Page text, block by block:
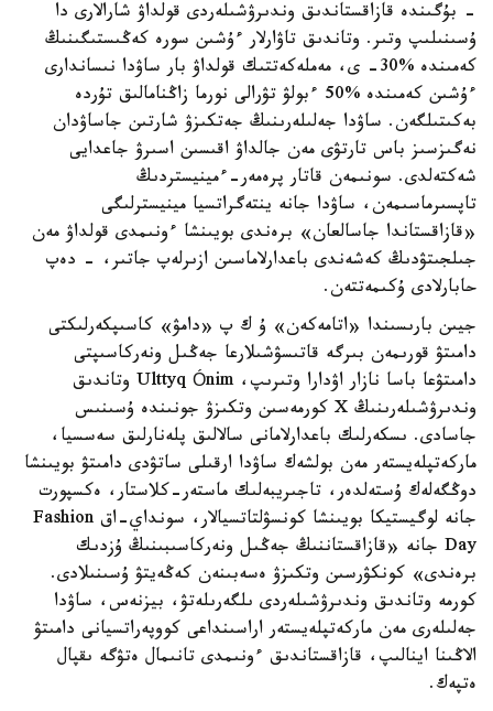
- بۇگىندە قازاقستاندىق وندىرۋشىلەردى قولداۋ شارالارى دا
ۇسىنىلىپ وتىر. وتاندىق تاۋارلار ءۇشىن سورە كەڭىستىگىنىڭ
كەمىندە %30- ى، مەملەكەتتىك قولداۋ بار ساۋدا نىساندارى
ءۇشىن كەمىندە %50 ءبولۋ تۋرالى نورما زاڭنامالىق تۇردە
بەكىتىلگەن. ساۋدا جەلىلەرىنىڭ جەتكىزۋ شارتىن جاساۋدان
نەگىزسىز باس تارتۋى مەن جالداۋ اقىسىن اسىرۋ جاعدايى
شەكتەلدى. سونىمەن قاتار پرەمەر-ءمينيستردىڭ
تاپسىرماسىمەن، ساۋدا جانە ينتەگراتسيا مينيسترلىگى
«قازاقستاندا جاسالعان» برەندى بويىنشا ءونىمدى قولداۋ مەن
جىلجىتۋدىڭ كەشەندى باعدارلاماسىن ازىرلەپ جاتىر، - دەپ
حابارلادى ۇكىمەتتەن.
جيىن بارىسىندا «اتامەكەن» ۇ ك پ «دامۋ» كاسىپكەرلىكتى
دامىتۋ قورىمەن بىرگە قاتىسۋشىلارعا جەڭىل ونەركاسىپتى
دامىتۋعا باسا نازار اۋدارا وتىرىپ، Ulttyq Ónim وتاندىق
وندىرۋشىلەرىنىڭ X كورمەسىن وتكىزۋ جونىندە ۇسىنىس
جاسادى. ىسكەرلىك باعدارلامانى سالالىق پلەنارلىق سەسسيا،
ماركەتپلەيستەر مەن بولشەك ساۋدا ارقىلى ساتۋدى دامىتۋ بويىنشا
دوڭگەلەك ۇستەلدەر، تاجىريبەلىك ماستەر-كلاستار، ەكسپورت
جانە لوگيستيكا بويىنشا كونسۋلتاتسيالار، سونداي-اق Fashion
Day جانە «قازاقستاننىڭ جەڭىل ونەركاسىبىنىڭ ۇزدىك
برەندى» كونكۋرسىن وتكىزۋ ەسەبىنەن كەڭەيتۋ ۇسىنىلادى.
كورمە وتاندىق وندىرۋشىلەردى ىلگەرىلەتۋ، بيزنەس، ساۋدا
جەلىلەرى مەن ماركەتپلەيستەر اراسىنداعى كووپەراتسيانى دامىتۋ
الاڭىنا اينالىپ، قازاقستاندىق ءونىمدى تانىمال ەتۋگە ىقپال
ەتپەك.